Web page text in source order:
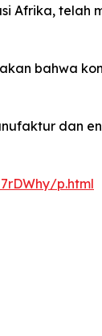
Afrika, telah
bahwa
dan
p.html